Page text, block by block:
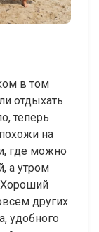
в том
отдыхать
теперь
на
где можно
а утром
Хороший
других
удобного